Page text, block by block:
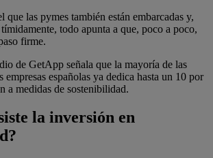
que las pymes también están embarcadas y,
todo apunta a que, poco a poco,
firme.
de GetApp señala que la mayoría de las
empresas españolas ya dedica hasta un 10 por
a medidas de sostenibilidad.
la inversión en